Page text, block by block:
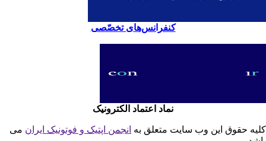
کنفرانس‌های تخصّصی
نماد اعتماد الکترونیک
حقوق این وب سایت متعلق بهانجمن اپتیک و فوتونیک ایران می